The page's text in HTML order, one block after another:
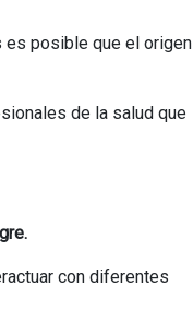
es posible que el origen
de la salud que
con diferentes